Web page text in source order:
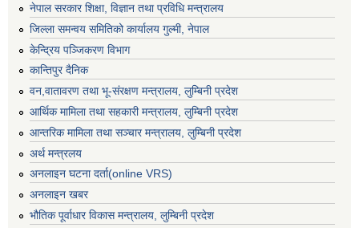
नेपाल सरकार शिक्षा, विज्ञान तथा प्रविधि मन्त्रालय
जिल्ला समन्वय समितिको कार्यालय गुल्मी, नेपाल
केन्द्रिय पञ्जिकरण विभाग
कान्तिपुर दैनिक
वन,वातावरण तथा भू-संरक्षण मन्त्रालय, लुम्बिनी प्रदेश
आर्थिक मामिला तथा सहकारी मन्त्रालय, लुम्बिनी प्रदेश
आन्तरिक मामिला तथा सञ्चार मन्त्रालय, लुम्बिनी प्रदेश
अर्थ मन्त्रलय
अनलाइन घटना दर्ता(online VRS)
अनलाइन खबर
भौतिक पूर्वाधार विकास मन्त्रालय, लुम्बिनी प्रदेश